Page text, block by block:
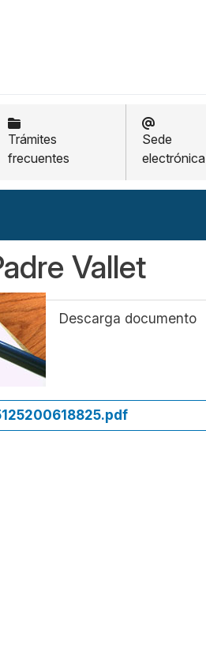
Trámites
frecuentes
Sede
electrónica
Vallet
Descarga documento